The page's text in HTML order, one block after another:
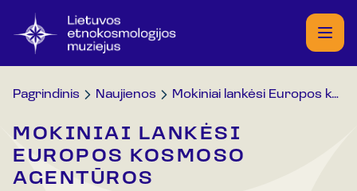
Pagrindinis Naujienos Mokiniai lankėsi Europos kosmoso agentūros technologijų centre Nyderlanduose
MOKINIAI LANKĖSI
EUROPOS KOSMOSO
AGENTŪROS